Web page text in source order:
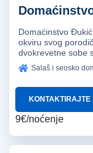
Domaćinstvo
okviru svog
dvokrevetne sobe
Salaš i seosko
KONTAKTIRAJTE
9€/noćenje